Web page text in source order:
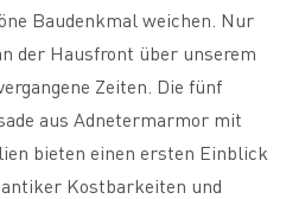
Baudenkmal weichen. Nur
der Hausfront über unserem
Zeiten. Die fünf
aus Adnetermarmor mit
bieten einen ersten Einblick
Kostbarkeiten und